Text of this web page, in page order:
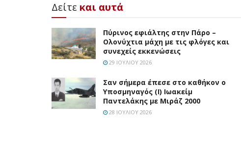
Δείτε και αυτά
Πύρινος εφιάλτης στην Πάρο –
Ολονύχτια μάχη με τις φλόγες και
συνεχείς εκκενώσεις
29 ΙΟΥΛΊΟΥ 2026
Σαν σήμερα έπεσε στο καθήκον ο
Υποσμηναγός (Ι) Ιωακείμ
Παντελάκης με Μιράζ 2000
28 ΙΟΥΛΊΟΥ 2026